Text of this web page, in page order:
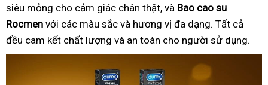
siêu mỏng cho cảm giác chân thật, và Bao cao su
Rocmen với các màu sắc và hương vị đa dạng. Tất cả
đều cam kết chất lượng và an toàn cho người sử dụng.